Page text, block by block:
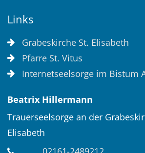
Links
Grabeskirche St. Elisabeth
Pfarre St. Vitus
Internetseelsorge im Bistum
Beatrix Hillermann
Trauerseelsorge an der
Elisabeth